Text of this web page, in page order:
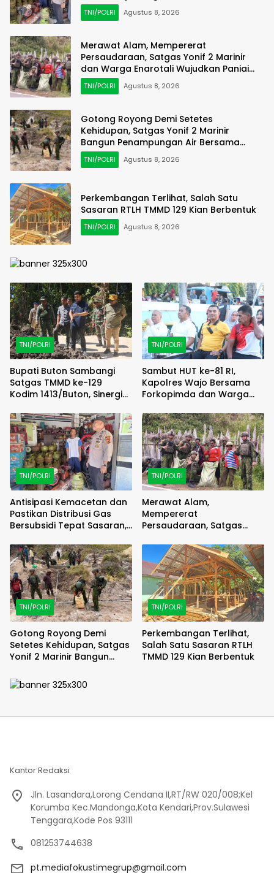
TNI/POLRI Agustus 8, 2026
Merawat Alam, Mempererat
Persaudaraan, Satgas Yonif 2 Marinir
dan Warga Enarotali Wujudkan Paniai
Bersih, Indonesia Asri
TNI/POLRI Agustus 8, 2026
Gotong Royong Demi Setetes
Kehidupan, Satgas Yonif 2 Marinir
Bangun Penampungan Air Bersama
Masyarakat Pasir Putih
TNI/POLRI Agustus 8, 2026
Perkembangan Terlihat, Salah Satu
Sasaran RTLH TMMD 129 Kian Berbentuk
TNI/POLRI Agustus 8, 2026
TNI/POLRI
Bupati Buton Sambangi
Satgas TMMD ke-129
Kodim 1413/Buton, Sinergi
Menguat
TNI/POLRI
Sambut HUT ke-81 RI,
Kapolres Wajo Bersama
Forkopimda dan Warga
Karung
TNI/POLRI
Antisipasi Kemacetan dan
Pastikan Distribusi Gas
Bersubsidi Tepat Sasaran,
Patroli
TNI/POLRI
Merawat Alam,
Mempererat
Persaudaraan, Satgas
Enarotali Wujudkan Paniai
Bersih, Indonesia Asri
TNI/POLRI
Gotong Royong Demi
Setetes Kehidupan, Satgas
Yonif 2 Marinir Bangun
Masyarakat Pasir Putih
TNI/POLRI
Perkembangan Terlihat,
Salah Satu Sasaran RTLH
TMMD 129 Kian Berbentuk
Kantor Redaksi
Jln. Lasandara,Lorong Cendana II,RT/RW 020/008;Kel
Korumba Kec.Mandonga,Kota Kendari,Prov.Sulawesi
Tenggara,Kode Pos 93111
081253744638
pt.mediafokustimegrup@gmail.com